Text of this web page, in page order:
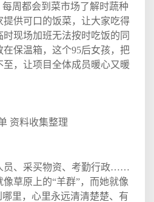
周都会到菜市场了解时蔬种
提供可口的饭菜，让大家吃得
现场加班无法按时吃饭的同
在保温箱，这个95后女孩，把
，让项目全体成员暖心又暖
资料收集整理
员、采买物资、考勤行政……
草原上的“羊群”，而她就像
里，心里永远清清楚楚、有